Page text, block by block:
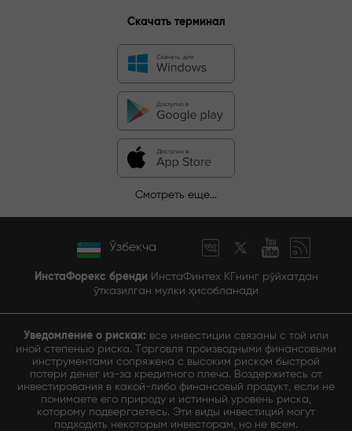
Скачать терминал
Смотреть еще...
Ўзбекча
ИнстаФорекс бренди ИнстаФинтех КГнинг рўйхатдан
ўтказилган мулки ҳисобланади
Уведомление о рисках: все инвестиции связаны с той или
иной степенью риска. Торговля производными финансовыми
инструментами сопряжена с высоким риском быстрой
потери денег из-за кредитного плеча. Воздержитесь от
инвестирования в какой-либо финансовый продукт, если не
понимаете его природу и истинный уровень риска,
которому подвергаетесь. Эти виды инвестиций могут
подходить некоторым инвесторам, но не всем.